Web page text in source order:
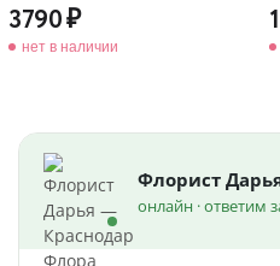
3790
нет в наличии
Флорист
онлайн · ответим